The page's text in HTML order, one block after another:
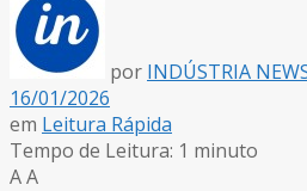
por INDÚSTRIA
16/01/2026
em Leitura Rápida
Tempo de Leitura: 1 minuto
AA